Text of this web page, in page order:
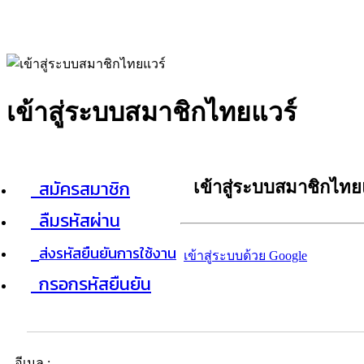
เข้าสู่ระบบสมาชิกไทยแวร์
สมัครสมาชิก
ลืมรหัสผ่าน
ส่งรหัสยืนยันการใช้งาน
กรอกรหัสยืนยัน
เข้าสู่ระบบสมาชิกไท
เข้าสู่ระบบด้วย Google